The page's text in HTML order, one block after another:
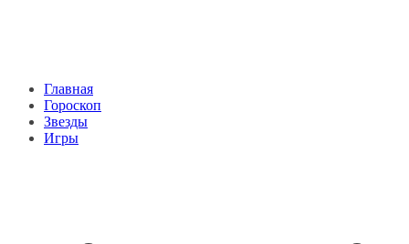
Главная
Гороскоп
Звезды
Игры